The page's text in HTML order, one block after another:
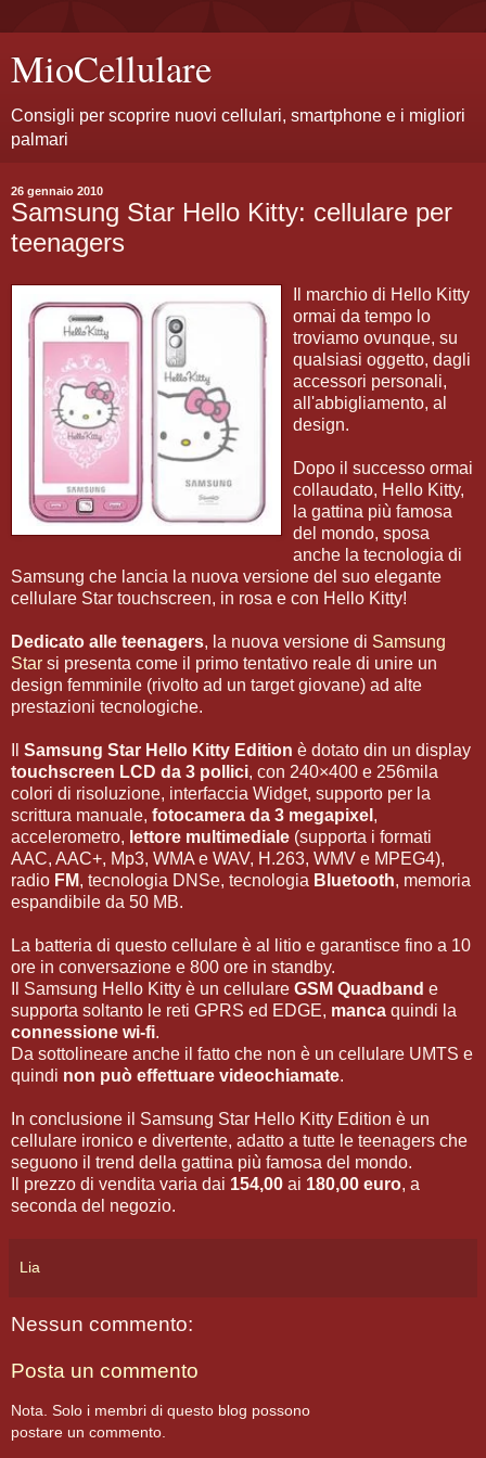
MioCellulare
Consigli per scoprire nuovi cellulari, smartphone e i migliori
palmari
26 gennaio 2010
Samsung Star Hello Kitty: cellulare per
teenagers
Il marchio di Hello Kitty
ormai da tempo lo
troviamo ovunque, su
qualsiasi oggetto, dagli
accessori personali,
all'abbigliamento, al
design.
Dopo il successo ormai
collaudato, Hello Kitty,
la gattina più famosa
del mondo, sposa
anche la tecnologia di
Samsung che lancia la nuova versione del suo elegante
cellulare Star touchscreen, in rosa e con Hello Kitty!
Dedicato alle teenagers, la nuova versione di Samsung
Star si presenta come il primo tentativo reale di unire un
design femminile (rivolto ad un target giovane) ad alte
prestazioni tecnologiche.
Samsung Star Hello Kitty Edition è dotato din un display
touchscreen LCD da 3 pollici, con 240×400 e 256mila
colori di risoluzione, interfaccia Widget, supporto per la
scrittura manuale, fotocamera da 3 megapixel ,
accelerometro, lettore multimediale (supporta i formati
AAC, AAC+, Mp3, WMA e WAV, H.263, WMV e MPEG4),
radio FM, tecnologia DNSe, tecnologia Bluetooth, memoria
espandibile da 50 MB.
La batteria di questo cellulare è al litio e garantisce fino a 10
ore in conversazione e 800 ore in standby.
Il Samsung Hello Kitty è un cellulare GSM Quadband e
supporta soltanto le reti GPRS ed EDGE, manca quindi la
connessione wi-fi.
Da sottolineare anche il fatto che non è un cellulare UMTS e
quindi non può effettuare videochiamate.
In conclusione il Samsung Star Hello Kitty Edition è un
cellulare ironico e divertente, adatto a tutte le teenagers che
seguono il trend della gattina più famosa del mondo.
Il prezzo di vendita varia dai 154,00 ai 180,00 euro, a
seconda del negozio.
Lia
Nessun commento:
Posta un commento
Nota. Solo i membri di questo blog possono
postare un commento.